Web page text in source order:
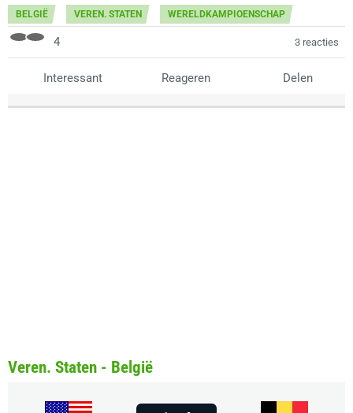
BELGIË VEREN. STATEN WERELDKAMPIOENSCHAP
4 3 reacties
Interessant Reageren Delen
Veren. Staten - België